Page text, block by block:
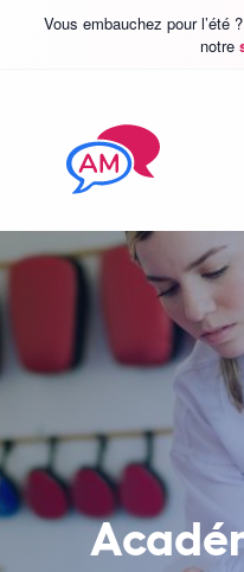
Vous embauchez pour l’été
notre